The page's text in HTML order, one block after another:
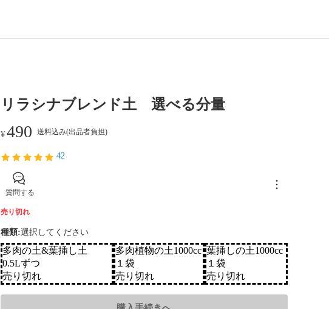
リラシナブレンド土 選べる分量
¥490 送料込み(出品者負担)
42
質問する
売り切れ
種類:選択してください
多肉の土&葉挿し土
0.5Lずつ
売り切れ
多肉植物の土1000cc
１袋
売り切れ
葉挿しの土1000cc
１袋
売り切れ